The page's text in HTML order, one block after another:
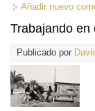
Añadir nuevo
Trabajando en
Publicado por